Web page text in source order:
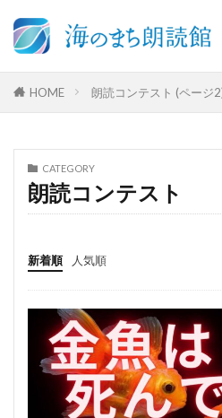
HOME 朗読コンテスト (ページ
CATEGORY
朗読コンテスト
新着順 人気順